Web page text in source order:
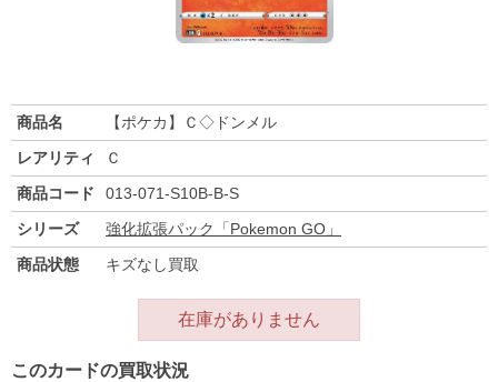
商品名
【ポケカ】Ｃ◇ドンメル
レアリティ
Ｃ
商品コード
013-071-S10B-B-S
シリーズ
強化拡張パック「Pokemon GO」
商品状態
キズなし買取
在庫がありません
このカードの買取状況